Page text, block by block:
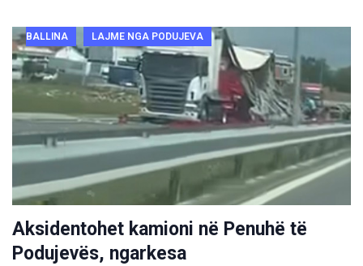
BALLINA LAJME NGA PODUJEVA
Aksidentohet kamioni në Penuhë të
Podujevës, ngarkesa